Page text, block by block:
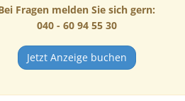
Fragen melden Sie sich gern:
040 - 60 94 55 30
Jetzt Anzeige buchen